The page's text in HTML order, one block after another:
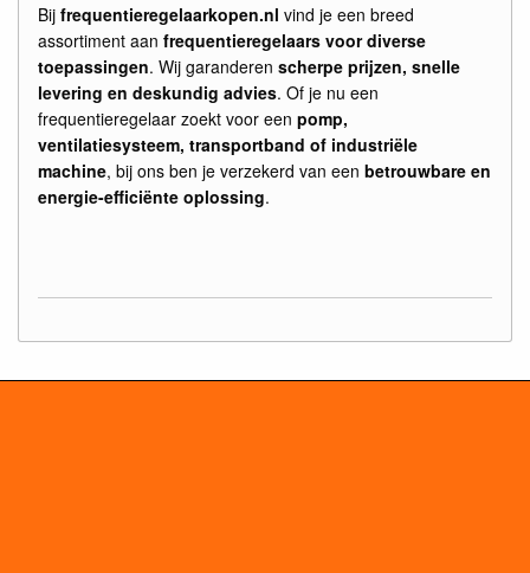
Bij frequentieregelaarkopen.nl vind je een breed
assortiment aan frequentieregelaars voor diverse
toepassingen. Wij garanderen scherpe prijzen, snelle
levering en deskundig advies. Of je nu een
frequentieregelaar zoekt voor een pomp,
ventilatiesysteem, transportband of industriële
machine, bij ons ben je verzekerd van een betrouwbare en
energie-efficiënte oplossing.